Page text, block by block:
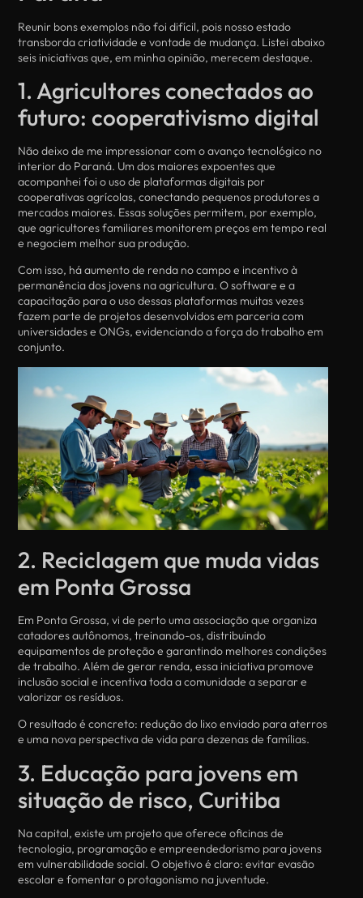
Reunir bons exemplos não foi difícil, pois nosso estado
transborda criatividade e vontade de mudança. Listei abaixo
seis iniciativas que, em minha opinião, merecem destaque.
1. Agricultores conectados ao
futuro: cooperativismo digital
Não deixo de me impressionar com o avanço tecnológico no
interior do Paraná. Um dos maiores expoentes que
acompanhei foi o uso de plataformas digitais por
cooperativas agrícolas, conectando pequenos produtores a
mercados maiores. Essas soluções permitem, por exemplo,
que agricultores familiares monitorem preços em tempo real
e negociem melhor sua produção.
Com isso, há aumento de renda no campo e incentivo à
permanência dos jovens na agricultura. O software e a
capacitação para o uso dessas plataformas muitas vezes
fazem parte de projetos desenvolvidos em parceria com
universidades e ONGs, evidenciando a força do trabalho em
conjunto.
2. Reciclagem que muda vidas
em Ponta Grossa
Em Ponta Grossa, vi de perto uma associação que organiza
catadores autônomos, treinando-os, distribuindo
equipamentos de proteção e garantindo melhores condições
de trabalho. Além de gerar renda, essa iniciativa promove
inclusão social e incentiva toda a comunidade a separar e
valorizar os resíduos.
O resultado é concreto: redução do lixo enviado para aterros
e uma nova perspectiva de vida para dezenas de famílias.
3. Educação para jovens em
situação de risco, Curitiba
Na capital, existe um projeto que oferece oficinas de
tecnologia, programação e empreendedorismo para jovens
em vulnerabilidade social. O objetivo é claro: evitar evasão
escolar e fomentar o protagonismo na juventude.